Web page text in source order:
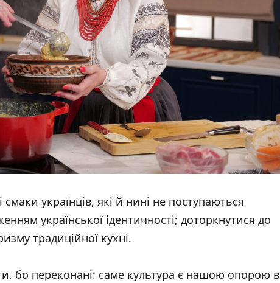
українців, які й нині не поступаються
української ідентичності; доторкнутися до
традиційної кухні.
бо переконані: саме культура є нашою опорою в